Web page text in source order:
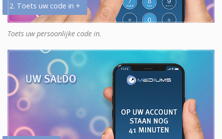
2. Toets uw code in +
Toets uw persoonlijke code in.